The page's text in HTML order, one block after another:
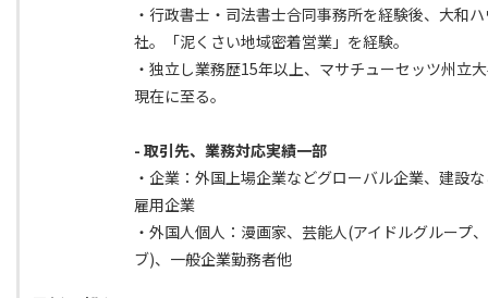
・行政書士・司法書士合同事務所を経験後、大和
社。「泥くさい地域密着営業」を経験。
・独立し業務歴15年以上、マサチューセッツ州立
現在に至る。
- 取引先、業務対応実績一部
・企業：外国上場企業などグローバル企業、建設
雇用企業
・外国人個人：漫画家、芸能人(アイドルグループ
ブ)、一般企業勤務者他